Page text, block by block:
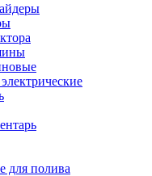
для полива